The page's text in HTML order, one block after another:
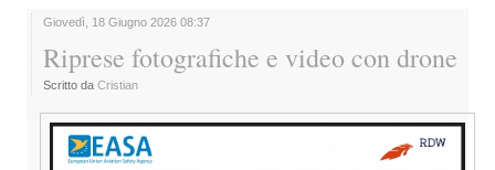
Giovedì, 18 Giugno 2026 08:37
Riprese fotografiche e video con drone
Scritto da Cristian